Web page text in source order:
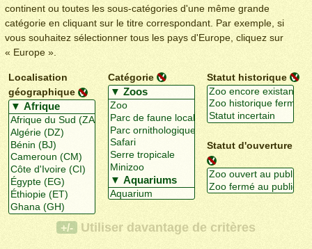
continent ou toutes les sous-catégories d'une même grande
catégorie en cliquant sur le titre correspondant. Par exemple, si
vous souhaitez sélectionner tous les pays d'Europe, cliquez sur
« Europe ».
Localisation
géographique
Catégorie Statut historique
Statut d'ouverture
+/- Utiliser davantage de critères